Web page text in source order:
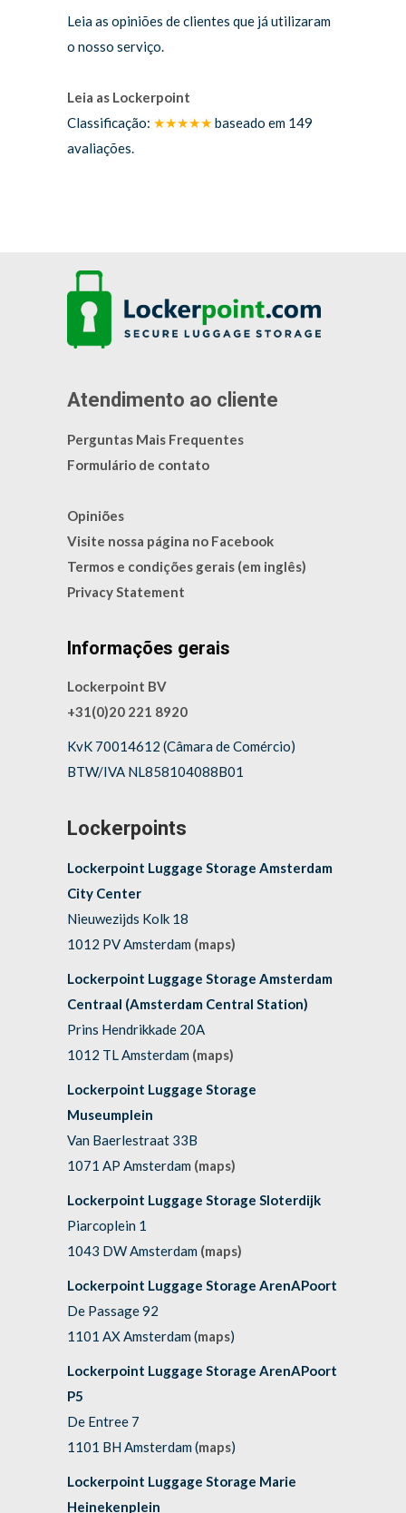
Leia as opiniões de clientes que já utilizaram
o nosso serviço.
Leia as Lockerpoint
Classificação: ★★★★★ baseado em 149
avaliações.
Atendimento ao cliente
Perguntas Mais Frequentes
Formulário de contato
Opiniões
Visite nossa página no Facebook
Termos e condições gerais (em inglês)
Privacy Statement
Informações gerais
Lockerpoint BV
+31(0)20 221 8920
KvK 70014612 (Câmara de Comércio)
BTW/IVA NL858104088B01
Lockerpoints
Lockerpoint Luggage Storage Amsterdam
City Center
Nieuwezijds Kolk 18
1012 PV Amsterdam (maps)
Lockerpoint Luggage Storage Amsterdam
Centraal (Amsterdam Central Station)
Prins Hendrikkade 20A
1012 TL Amsterdam (maps)
Lockerpoint Luggage Storage
Museumplein
Van Baerlestraat 33B
1071 AP Amsterdam (maps)
Lockerpoint Luggage Storage Sloterdijk
Piarcoplein 1
1043 DW Amsterdam (maps)
Lockerpoint Luggage Storage ArenAPoort
De Passage 92
1101 AX Amsterdam (maps)
Lockerpoint Luggage Storage ArenAPoort
P5
De Entree 7
1101 BH Amsterdam (maps)
Lockerpoint Luggage Storage Marie
Heinekenplein